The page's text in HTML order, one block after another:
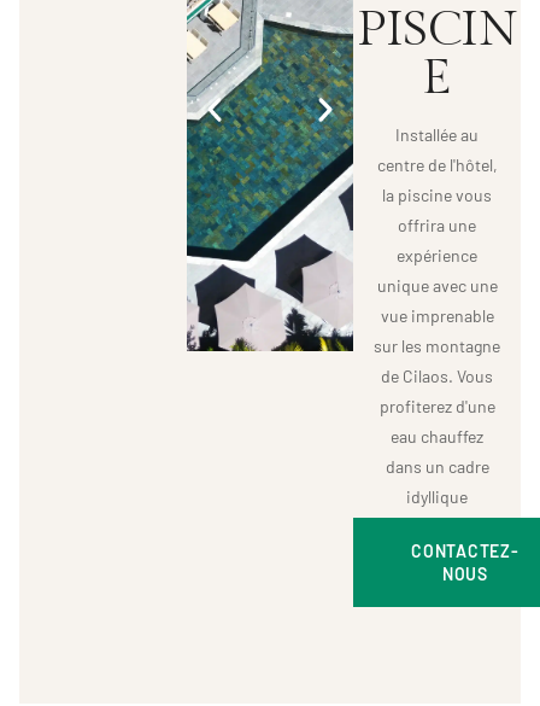
PISCIN
E
Installée au
centre de l'hôtel,
la piscine vous
offrira une
expérience
unique avec une
vue imprenable
sur les montagne
de Cilaos. Vous
profiterez d'une
eau chauffez
dans un cadre
idyllique
CONTACTEZ-
NOUS